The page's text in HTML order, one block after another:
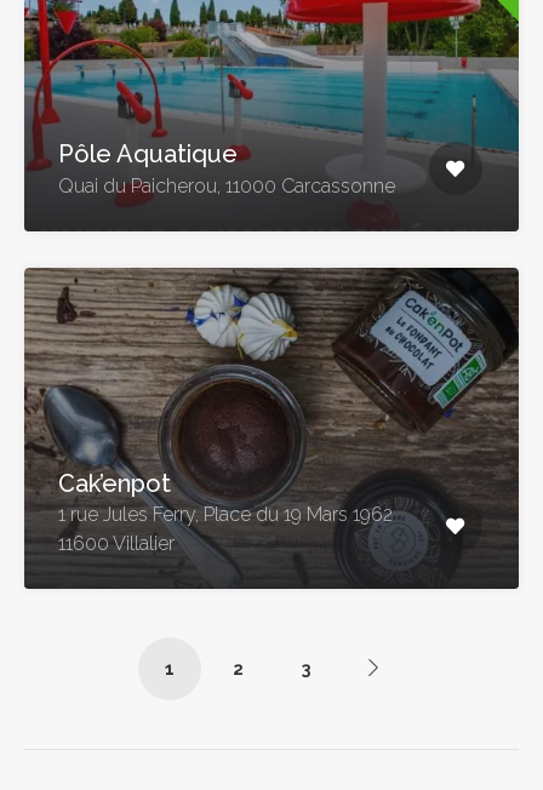
Pôle Aquatique
Quai du Paicherou, 11000 Carcassonne
Cak’enpot
1 rue Jules Ferry, Place du 19 Mars 1962
11600 Villalier
1 2 3